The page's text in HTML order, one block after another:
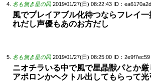
名も無き星の民 2019/01/27(日) 08:22:43 ID：ea6170a2d
風でプレイアブル化待つならフレイ
れだし声優もあのお方だし
名も無き星の民 2019/01/27(日) 08:25:00 ID：2e9f7ec59
ニオチラいる中で風で星晶獣パとか厳
アポロンかヘクトル出してもらって